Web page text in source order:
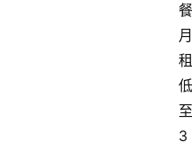
餐
月
租
低
至
3